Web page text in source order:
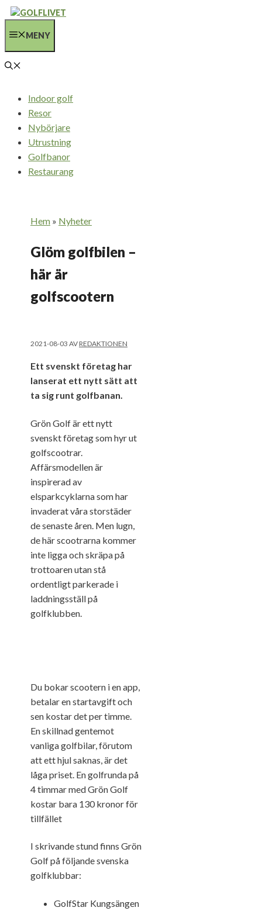
Hoppa
innehållMENY
Indoor golf
Resor
Nybörjare
Utrustning
Golfbanor
Restaurang
Hem » Nyheter
Glöm golfbilen –
här är
golfscootern
2021-08-03 AVREDAKTIONEN
Ett svenskt företag har
lanserat ett nytt sätt att
ta sig runt golfbanan.
Grön Golf är ett nytt
svenskt företag som hyr ut
golfscootrar.
Affärsmodellen är
inspirerad av
elsparkcyklarna som har
invaderat våra storstäder
de senaste åren. Men lugn,
de här scootrarna kommer
inte ligga och skräpa på
trottoaren utan stå
ordentligt parkerade i
laddningsställ på
golfklubben.
Du bokar scootern i en app,
betalar en startavgift och
sen kostar det per timme.
En skillnad gentemot
vanliga golfbilar, förutom
att ett hjul saknas, är det
låga priset. En golfrunda på
4 timmar med Grön Golf
kostar bara 130 kronor för
tillfället
I skrivande stund finns Grön
Golf på följande svenska
golfklubbar:
GolfStar Kungsängen